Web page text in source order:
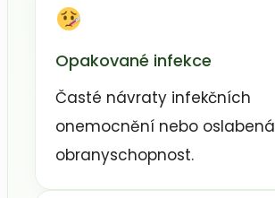
Opakované infekce
Časté návraty infekčních
onemocnění nebo oslabená
obranyschopnost.